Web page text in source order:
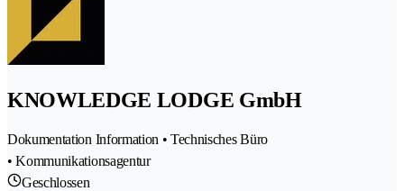
KNOWLEDGE LODGE GmbH
Dokumentation Information • Technisches Büro
• Kommunikationsagentur
Geschlossen